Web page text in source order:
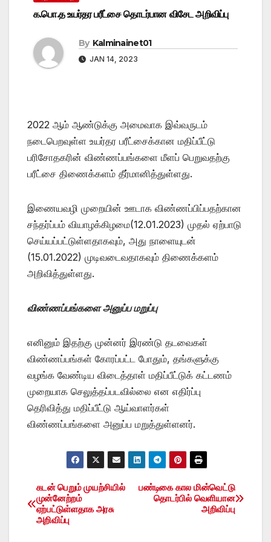
க.பொ.த உயர்தர பரீட்சை தொடர்பான விசேட அறிவிப்பு
By Kalminainet01
JAN 14, 2023
2022 ஆம் ஆண்டுக்கு அமைவாக இவ்வருடம்
நடைபெறவுள்ள உயர்தர பரீட்சைக்கான மதிப்பீட்டு
பரிசோதகரின் விண்ணப்பங்களை மீளப் பெறுவதற்கு
பரீட்சை திணைக்களம் தீர்மானித்துள்ளது.
இணையவழி முறையின் ஊடாக விண்ணப்பிப்பதற்கான
சந்தர்ப்பம் வியாழக்கிழமை(12.01.2023) முதல் ஏற்பாடு
செய்யப்பட்டுள்ளதாகவும், அது நாளையுடன்
(15.01.2022) முடிவடைவதாகவும் திணைக்களம்
அறிவித்துள்ளது.
விண்ணப்பங்களை அனுப்ப மறுப்பு
எனினும் இதற்கு முன்னர் இரண்டு தடவைகள்
விண்ணப்பங்கள் கோரப்பட்ட போதும், தங்களுக்கு
வழங்க வேண்டிய விடைத்தாள் மதிப்பீட்டுக் கட்டணம்
முறையாக செலுத்தப்படவில்லை என எதிர்ப்பு
தெரிவித்து மதிப்பீட்டு ஆய்வாளர்கள்
விண்ணப்பங்களை அனுப்ப மறுத்துள்ளனர்.
Post
navigation
பண்டிகை கால மின்வெட்டு
தொடர்பில் வெளியான
அறிவிப்பு
கடன் பெறும் முயற்சியில்
முன்னேற்றம்
ஏற்பட்டுள்ளதாக அரசு
அறிவிப்பு